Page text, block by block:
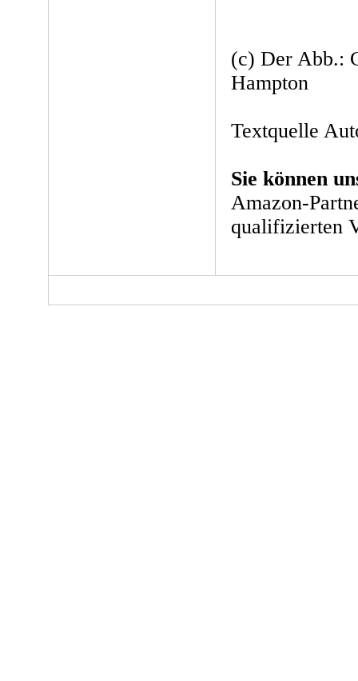
(c) Der Abb.:
Hampton
Textquelle
Sie können
Amazon-
qualifizierten